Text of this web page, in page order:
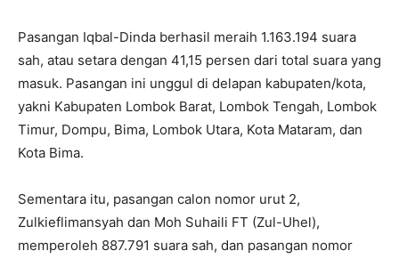
Pasangan Iqbal-Dinda berhasil meraih 1.163.194 suara
sah, atau setara dengan 41,15 persen dari total suara yang
masuk. Pasangan ini unggul di delapan kabupaten/kota,
yakni Kabupaten Lombok Barat, Lombok Tengah, Lombok
Timur, Dompu, Bima, Lombok Utara, Kota Mataram, dan
Kota Bima.
Sementara itu, pasangan calon nomor urut 2,
Zulkieflimansyah dan Moh Suhaili FT (Zul-Uhel),
memperoleh 887.791 suara sah, dan pasangan nomor